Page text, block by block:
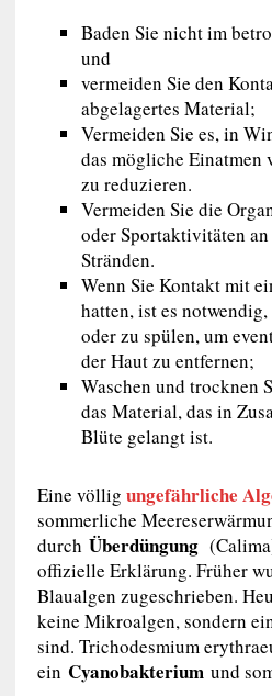
Baden Sie nicht im
und
vermeiden Sie den
abgelagertes Material;
Vermeiden Sie es, in
das mögliche Einatmen
zu reduzieren.
Vermeiden Sie die
oder Sportaktivitäten
Stränden.
Wenn Sie Kontakt mit
hatten, ist es
oder zu spülen, um
der Haut zu entfernen;
Waschen und trocknen
das Material, das in
Blüte gelangt ist.
Eine völlig ungefährliche
sommerliche
durch Überdüngung
offizielle Erklärung. Früher
Blaualgen zugeschrieben.
keine Mikroalgen, sondern
sind. Trichodesmium
ein Cyanobakteriumund